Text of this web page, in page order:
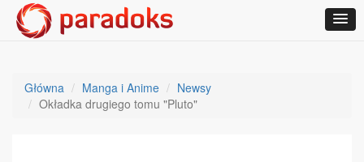
Główna Manga i Anime
Newsy
Okładka drugiego tomu "Pluto"